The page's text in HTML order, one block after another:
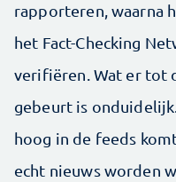
rapporteren, waarna
het Fact-Checking
verifiëren. Wat er tot
gebeurt is
hoog in de feeds
echt nieuws worden